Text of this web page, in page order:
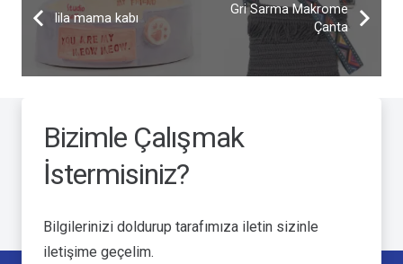
lila mama kabı
Gri Sarma Makrome
Çanta
Bizimle Çalışmak
İstermisiniz?
Bilgilerinizi doldurup tarafımıza iletin sizinle
iletişime geçelim.